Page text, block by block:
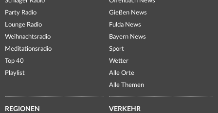
Party Radio
Lounge Radio
Weihnachtsradio
Meditationsradio
Top 40
Playlist
Gießen News
Fulda News
Bayern News
Sport
Wetter
Alle Orte
Alle Themen
REGIONEN VERKEHR